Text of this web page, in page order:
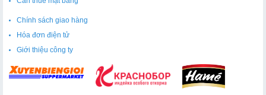
Chính sách giao hàng
Hóa đơn điện tử
Giới thiệu công ty